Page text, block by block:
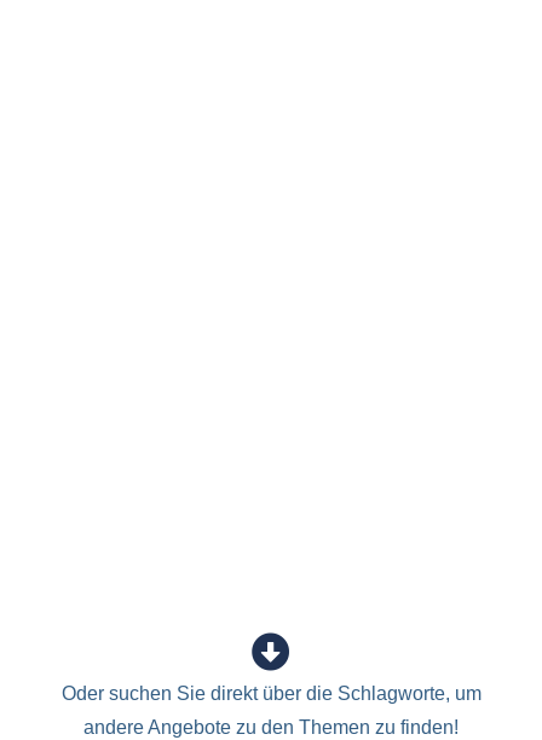
Oder suchen Sie direkt über die Schlagworte, um
andere Angebote zu den Themen zu finden!